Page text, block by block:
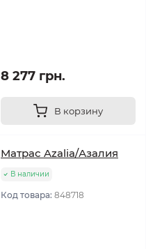
8 277 грн.
В корзину
Матрас Azalia/Азалия
В наличии
Код товара: 848718